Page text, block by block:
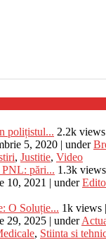
polițistul... 2.2k views
5, 2020 | under
, Justitie, Video
PNL: pări... 1.3k views
10, 2021 | under
O Soluție... 1k views |
29, 2025 | under
, Stiinta si